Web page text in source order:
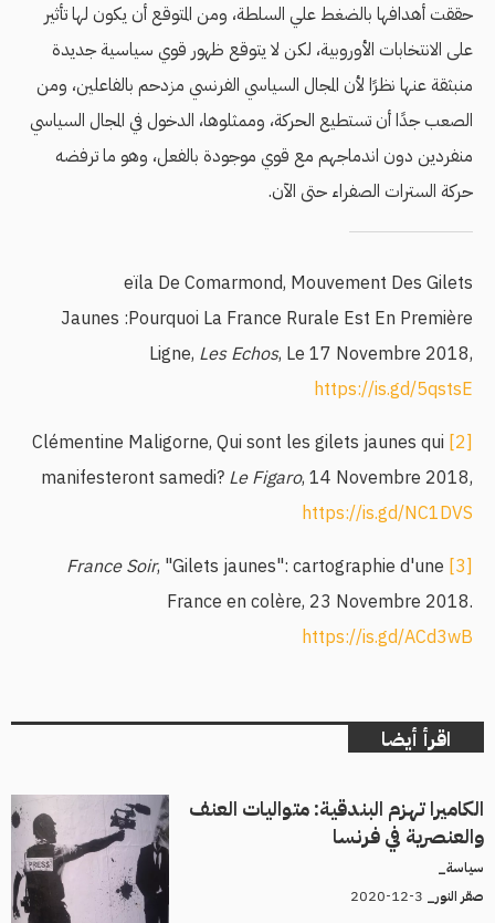
حققت أهدافها بالضغط علي السلطة، ومن المتوقع أن يكون لها تأثير
على الانتخابات الأوروبية، لكن لا يتوقع ظهور قوي سياسية جديدة
منبثقة عنها نظرًا لأن المجال السياسي الفرنسي مزدحم بالفاعلين، ومن
الصعب جدًا أن تستطيع الحركة، وممثلوها، الدخول في المجال السياسي
منفردين دون اندماجهم مع قوي موجودة بالفعل، وهو ما ترفضه
حركة السترات الصفراء حتى الآن.
eïla De Comarmond, Mouvement Des Gilets
Jaunes :Pourquoi La France Rurale Est En Première
Ligne, Les Echos, Le 17 Novembre 2018,
https://is.gd/5qstsE
[2]
Clémentine Maligorne, Qui sont les gilets jaunes qui
manifesteront samedi? Le Figaro, 14 Novembre 2018,
https://is.gd/NC1DVS
[3]
France Soir, "Gilets jaunes": cartographie d'une
France en colère, 23 Novembre 2018.
https://is.gd/ACd3wB
اقرأ أيضا
الكاميرا تهزم البندقية: متواليات العنف
والعنصرية في فرنسا
سياسة_
صقر النور_